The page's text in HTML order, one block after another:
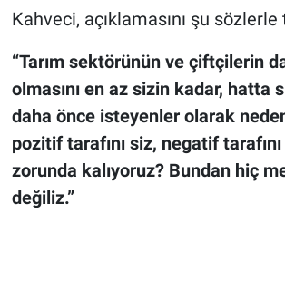
Kahveci, açıklamasını şu
“Tarım sektörünün ve çiftçilerin
olmasını en az sizin kadar, hatta
daha önce isteyenler olarak
pozitif tarafını siz, negatif
zorunda kalıyoruz? Bundan hiç
değiliz.”